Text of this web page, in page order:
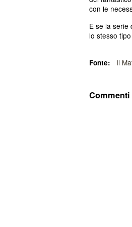
con le
E se la serie
lo stesso
Fonte: Il
Commenti